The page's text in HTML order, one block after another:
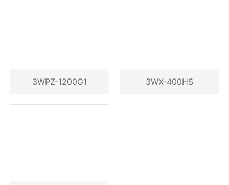
3WPZ-1200G1 3WX-400HS